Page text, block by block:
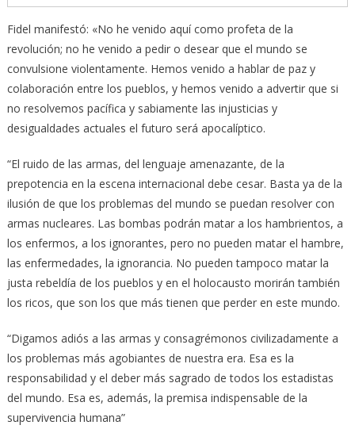
Fidel manifestó: «No he venido aquí como profeta de la
revolución; no he venido a pedir o desear que el mundo se
convulsione violentamente. Hemos venido a hablar de paz y
colaboración entre los pueblos, y hemos venido a advertir que si
no resolvemos pacífica y sabiamente las injusticias y
desigualdades actuales el futuro será apocalíptico.
“El ruido de las armas, del lenguaje amenazante, de la
prepotencia en la escena internacional debe cesar. Basta ya de la
ilusión de que los problemas del mundo se puedan resolver con
armas nucleares. Las bombas podrán matar a los hambrientos, a
los enfermos, a los ignorantes, pero no pueden matar el hambre,
las enfermedades, la ignorancia. No pueden tampoco matar la
justa rebeldía de los pueblos y en el holocausto morirán también
los ricos, que son los que más tienen que perder en este mundo.
“Digamos adiós a las armas y consagrémonos civilizadamente a
los problemas más agobiantes de nuestra era. Esa es la
responsabilidad y el deber más sagrado de todos los estadistas
del mundo. Esa es, además, la premisa indispensable de la
supervivencia humana”